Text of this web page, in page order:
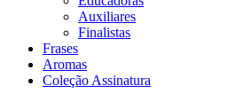
Auxiliares
Finalistas
Frases
Aromas
Coleção Assinatura